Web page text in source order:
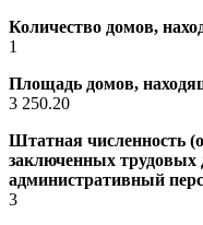
Количество домов,
1
Площадь домов,
3 250.20
Штатная численность
заключенных трудовых
административный
3